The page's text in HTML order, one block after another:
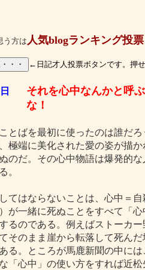
う方は 人気blogランキング投票
←日記才人投票ボタンです。押
それを心中なんかと呼ぶ
な！
とばを最初に使ったのは誰だろ
極端に美化された愛の姿が描
のだ。その心中物語は爆発的
。
てはならないことは、心中＝
が一緒に死ぬことをすべて「
るのである。例えばストーカ
そのまま崖から転落して死ん
る。ところが馬鹿新聞の中に
「心中」の使い方をすれば近